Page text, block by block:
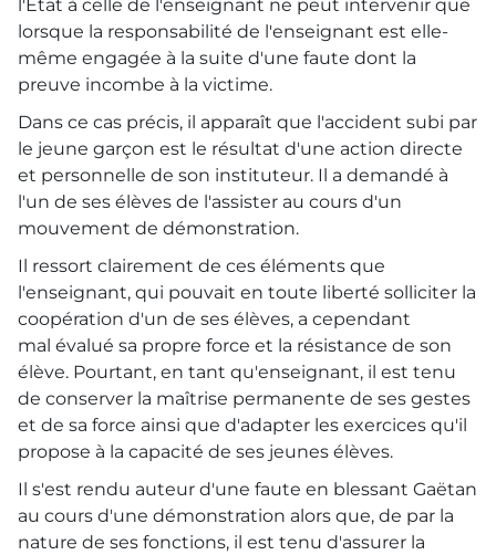
l'État à celle de l'enseignant ne peut intervenir que
lorsque la responsabilité de l'enseignant est elle-
même engagée à la suite d'une faute dont la
preuve incombe à la victime.
Dans ce cas précis, il apparaît que l'accident subi par
le jeune garçon est le résultat d'une action directe
et personnelle de son instituteur. Il a demandé à
l'un de ses élèves de l'assister au cours d'un
mouvement de démonstration.
Il ressort clairement de ces éléments que
l'enseignant, qui pouvait en toute liberté solliciter la
coopération d'un de ses élèves, a cependant
mal évalué sa propre force et la résistance de son
élève. Pourtant, en tant qu'enseignant, il est tenu
de conserver la maîtrise permanente de ses gestes
et de sa force ainsi que d'adapter les exercices qu'il
propose à la capacité de ses jeunes élèves.
Il s'est rendu auteur d'une faute en blessant Gaëtan
au cours d'une démonstration alors que, de par la
nature de ses fonctions, il est tenu d'assurer la